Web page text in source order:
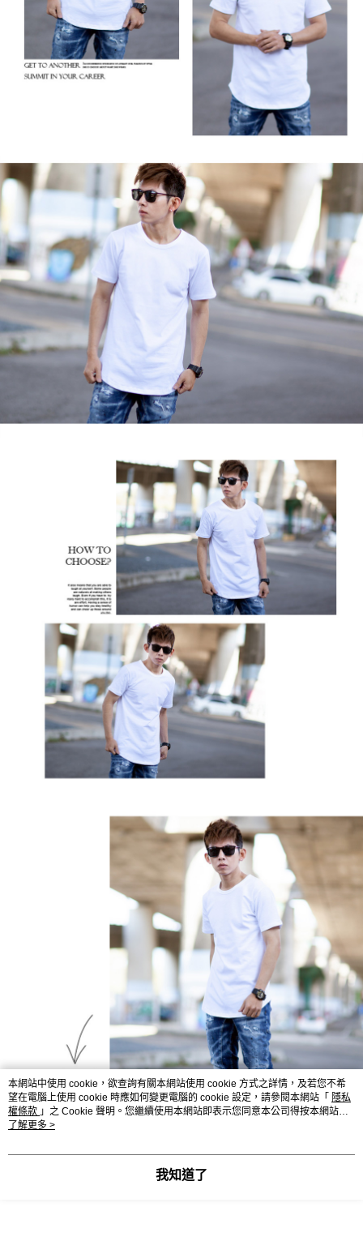
本網站中使用 cookie，欲查詢有關本網站使用 cookie 方式之詳情，及若您不希
望在電腦上使用 cookie 時應如何變更電腦的 cookie 設定，請參閱本網站「 隱私
權條款 」之 Cookie 聲明。您繼續使用本網站即表示您同意本公司得按本網站使
用條款之 Cookie 聲明使用 cookie。
了解更多 >
我知道了